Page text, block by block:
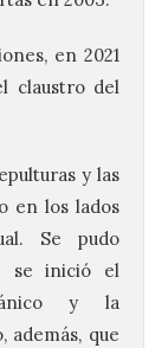
en 2021
claustro del
y las
en los lados
Se pudo
se inició el
y la
además, que